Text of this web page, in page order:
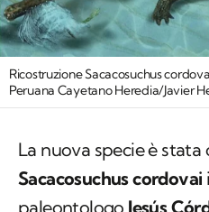
Ricostruzione Sacacosuchus
Peruana Cayetano Heredia/Javier
La nuova specie è stata
Sacacosuchus cordovai
paleontologo Jesús